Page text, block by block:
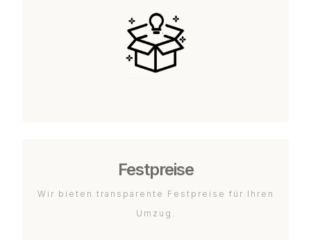
Festpreise
Wir bieten transparente Festpreise für Ihren
Umzug.